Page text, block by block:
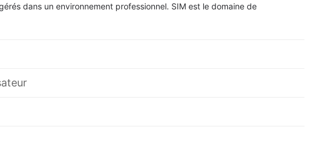
dans un environnement professionnel. SIM est le domaine de